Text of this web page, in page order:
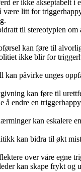
er ikke akseptabelt i
være litt for
til stereotypien om
kan føre til
ikke blir for
kan påvirke unges
kan føre til
å endre en
kan eskalere
kan bidra til økt
over våre egne
kan skape frykt og